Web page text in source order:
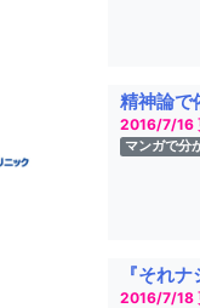
精神論で
2016/7/16
マンガで分
『それ
2016/7/18